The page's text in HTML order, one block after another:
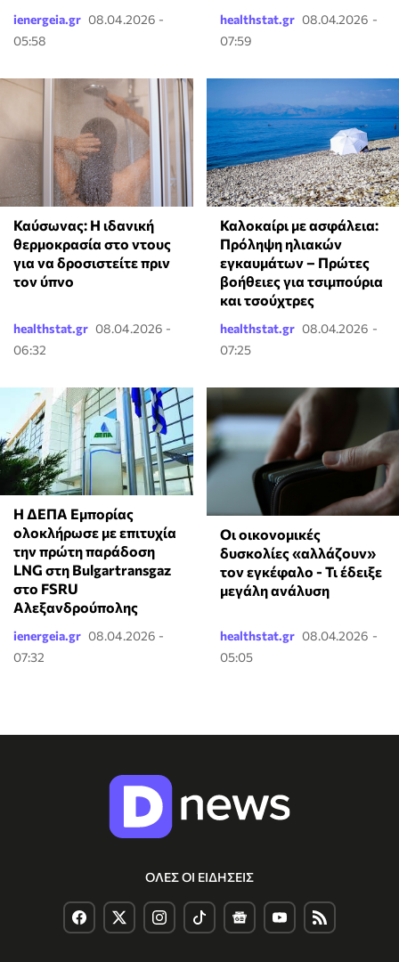
ienergeia.gr 08.04.2026 -
05:58
healthstat.gr 08.04.2026 -
07:59
⁠Καύσωνας: Η ιδανική
θερμοκρασία στο ντους
για να δροσιστείτε πριν
τον ύπνο
healthstat.gr 08.04.2026 -
06:32
Καλοκαίρι με ασφάλεια:
Πρόληψη ηλιακών
εγκαυμάτων – Πρώτες
βοήθειες για τσιμπούρια
και τσούχτρες
healthstat.gr 08.04.2026 -
07:25
Η ΔΕΠΑ Εμπορίας
ολοκλήρωσε με επιτυχία
την πρώτη παράδοση
LNG στη Bulgartransgaz
στο FSRU
Αλεξανδρούπολης
ienergeia.gr 08.04.2026 -
07:32
Οι οικονομικές
δυσκολίες «αλλάζουν»
τον εγκέφαλο - Τι έδειξε
μεγάλη ανάλυση
healthstat.gr 08.04.2026 -
05:05
ΟΛΕΣ ΟΙ ΕΙΔΗΣΕΙΣ